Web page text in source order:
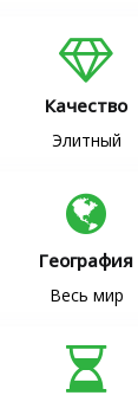
Качество
Элитный
География
Весь мир